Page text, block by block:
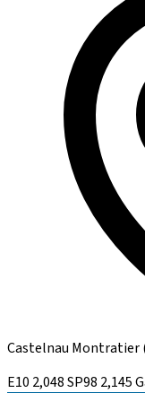
Castelnau Montratier
E10 2,048SP98 2,145